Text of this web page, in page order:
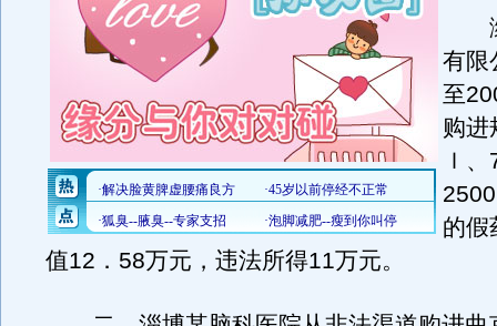
潍
有限
至
购进
ｌ
的假
值12．58万元，违法所得11万元。